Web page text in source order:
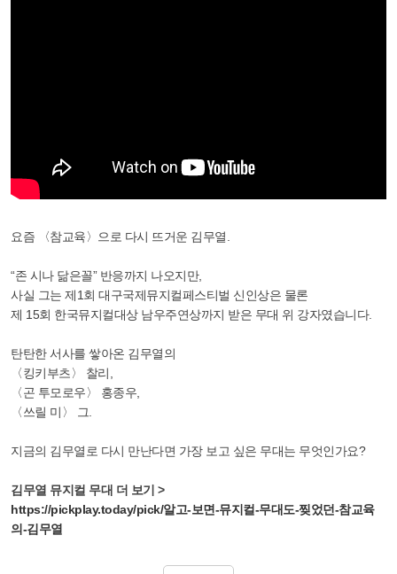
요즘 〈참교육〉으로 다시 뜨거운 김무열.
“존 시나 닮은꼴” 반응까지 나오지만,
사실 그는 제1회 대구국제뮤지컬페스티벌 신인상은 물론
제 15회 한국뮤지컬대상 남우주연상까지 받은 무대 위 강자였습니다.
탄탄한 서사를 쌓아온 김무열의
〈킹키부츠〉 찰리,
〈곤 투모로우〉 홍종우,
〈쓰릴 미〉 그.
지금의 김무열로 다시 만난다면 가장 보고 싶은 무대는 무엇인가요?
김무열 뮤지컬 무대 더 보기 >
https://pickplay.today/pick/알고-보면-뮤지컬-무대도-찢었던-참교육
의-김무열